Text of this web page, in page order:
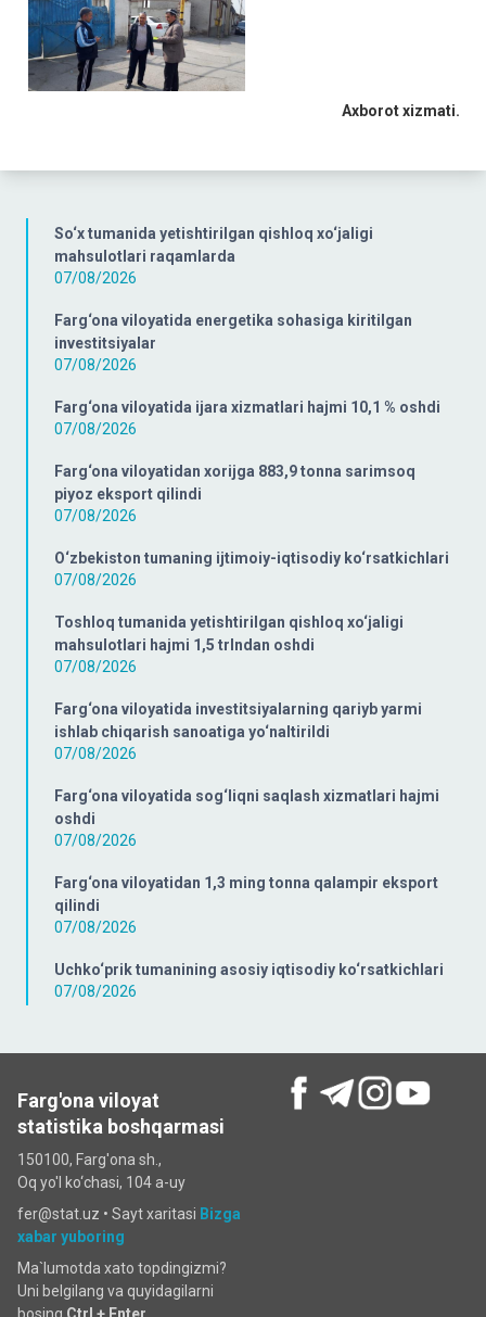
So‘x tumanida yetishtirilgan qishloq xo‘jaligi
mahsulotlari raqamlarda
07/08/2026
Farg‘ona viloyatida energetika sohasiga kiritilgan
investitsiyalar
07/08/2026
Farg‘ona viloyatida ijara xizmatlari hajmi 10,1 % oshdi
07/08/2026
Farg‘ona viloyatidan xorijga 883,9 tonna sarimsoq
piyoz eksport qilindi
07/08/2026
O‘zbekiston tumaning ijtimoiy-iqtisodiy ko‘rsatkichlari
07/08/2026
Toshloq tumanida yetishtirilgan qishloq xo‘jaligi
mahsulotlari hajmi 1,5 trlndan oshdi
07/08/2026
Farg‘ona viloyatida investitsiyalarning qariyb yarmi
ishlab chiqarish sanoatiga yo‘naltirildi
07/08/2026
Farg‘ona viloyatida sog‘liqni saqlash xizmatlari hajmi
oshdi
07/08/2026
Farg‘ona viloyatidan 1,3 ming tonna qalampir eksport
qilindi
07/08/2026
Uchko‘prik tumanining asosiy iqtisodiy ko‘rsatkichlari
07/08/2026
Axborot xizmati.
Farg'ona viloyat
statistika boshqarmasi
150100, Farg'ona sh.,
Oq yo'l ko‘chаsi, 104 a-uy
fer@stat.uz • Sayt xaritasi Bizga
xabar yuboring
Ma`lumotda xato topdingizmi?
Uni belgilang va quyidagilarni